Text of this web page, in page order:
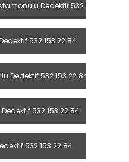
Dedektif 532 153 22 84
532 153 22 84
Dedektif 532 153 22 84
Dedektif 532 153 22 84
532 153 22 84